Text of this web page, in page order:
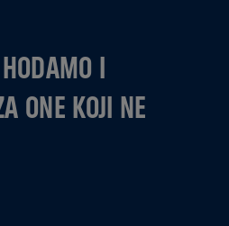
I
ONE KOJI NE